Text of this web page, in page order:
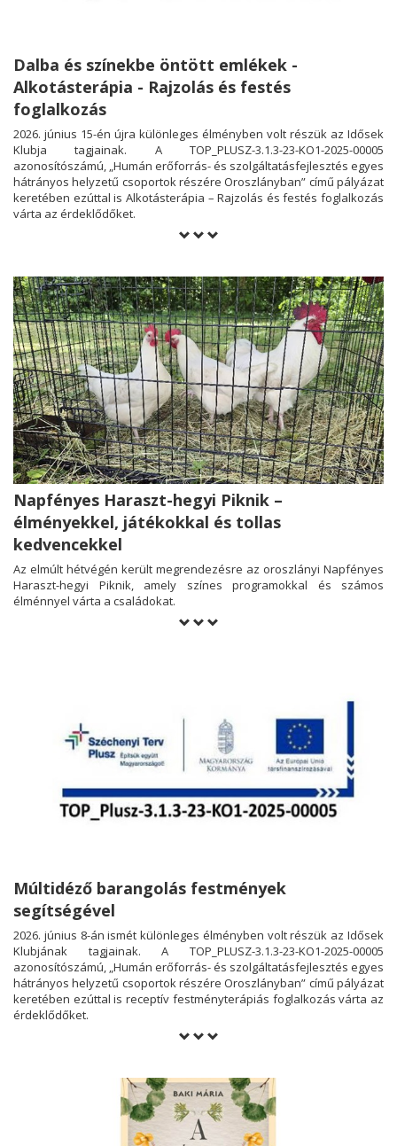
Dalba és színekbe öntött emlékek -
Alkotásterápia - Rajzolás és festés
foglalkozás
2026. június 15-én újra különleges élményben volt részük az Idősek
Klubja tagjainak. A TOP_PLUSZ-3.1.3-23-KO1-2025-00005
azonosítószámú, „Humán erőforrás- és szolgáltatásfejlesztés egyes
hátrányos helyzetű csoportok részére Oroszlányban” című pályázat
keretében ezúttal is Alkotásterápia – Rajzolás és festés foglalkozás
várta az érdeklődőket.
Napfényes Haraszt-hegyi Piknik –
élményekkel, játékokkal és tollas
kedvencekkel
Az elmúlt hétvégén került megrendezésre az oroszlányi Napfényes
Haraszt-hegyi Piknik, amely színes programokkal és számos
élménnyel várta a családokat.
Múltidéző barangolás festmények
segítségével
2026. június 8-án ismét különleges élményben volt részük az Idősek
Klubjának tagjainak. A TOP_PLUSZ-3.1.3-23-KO1-2025-00005
azonosítószámú, „Humán erőforrás- és szolgáltatásfejlesztés egyes
hátrányos helyzetű csoportok részére Oroszlányban” című pályázat
keretében ezúttal is receptív festményterápiás foglalkozás várta az
érdeklődőket.